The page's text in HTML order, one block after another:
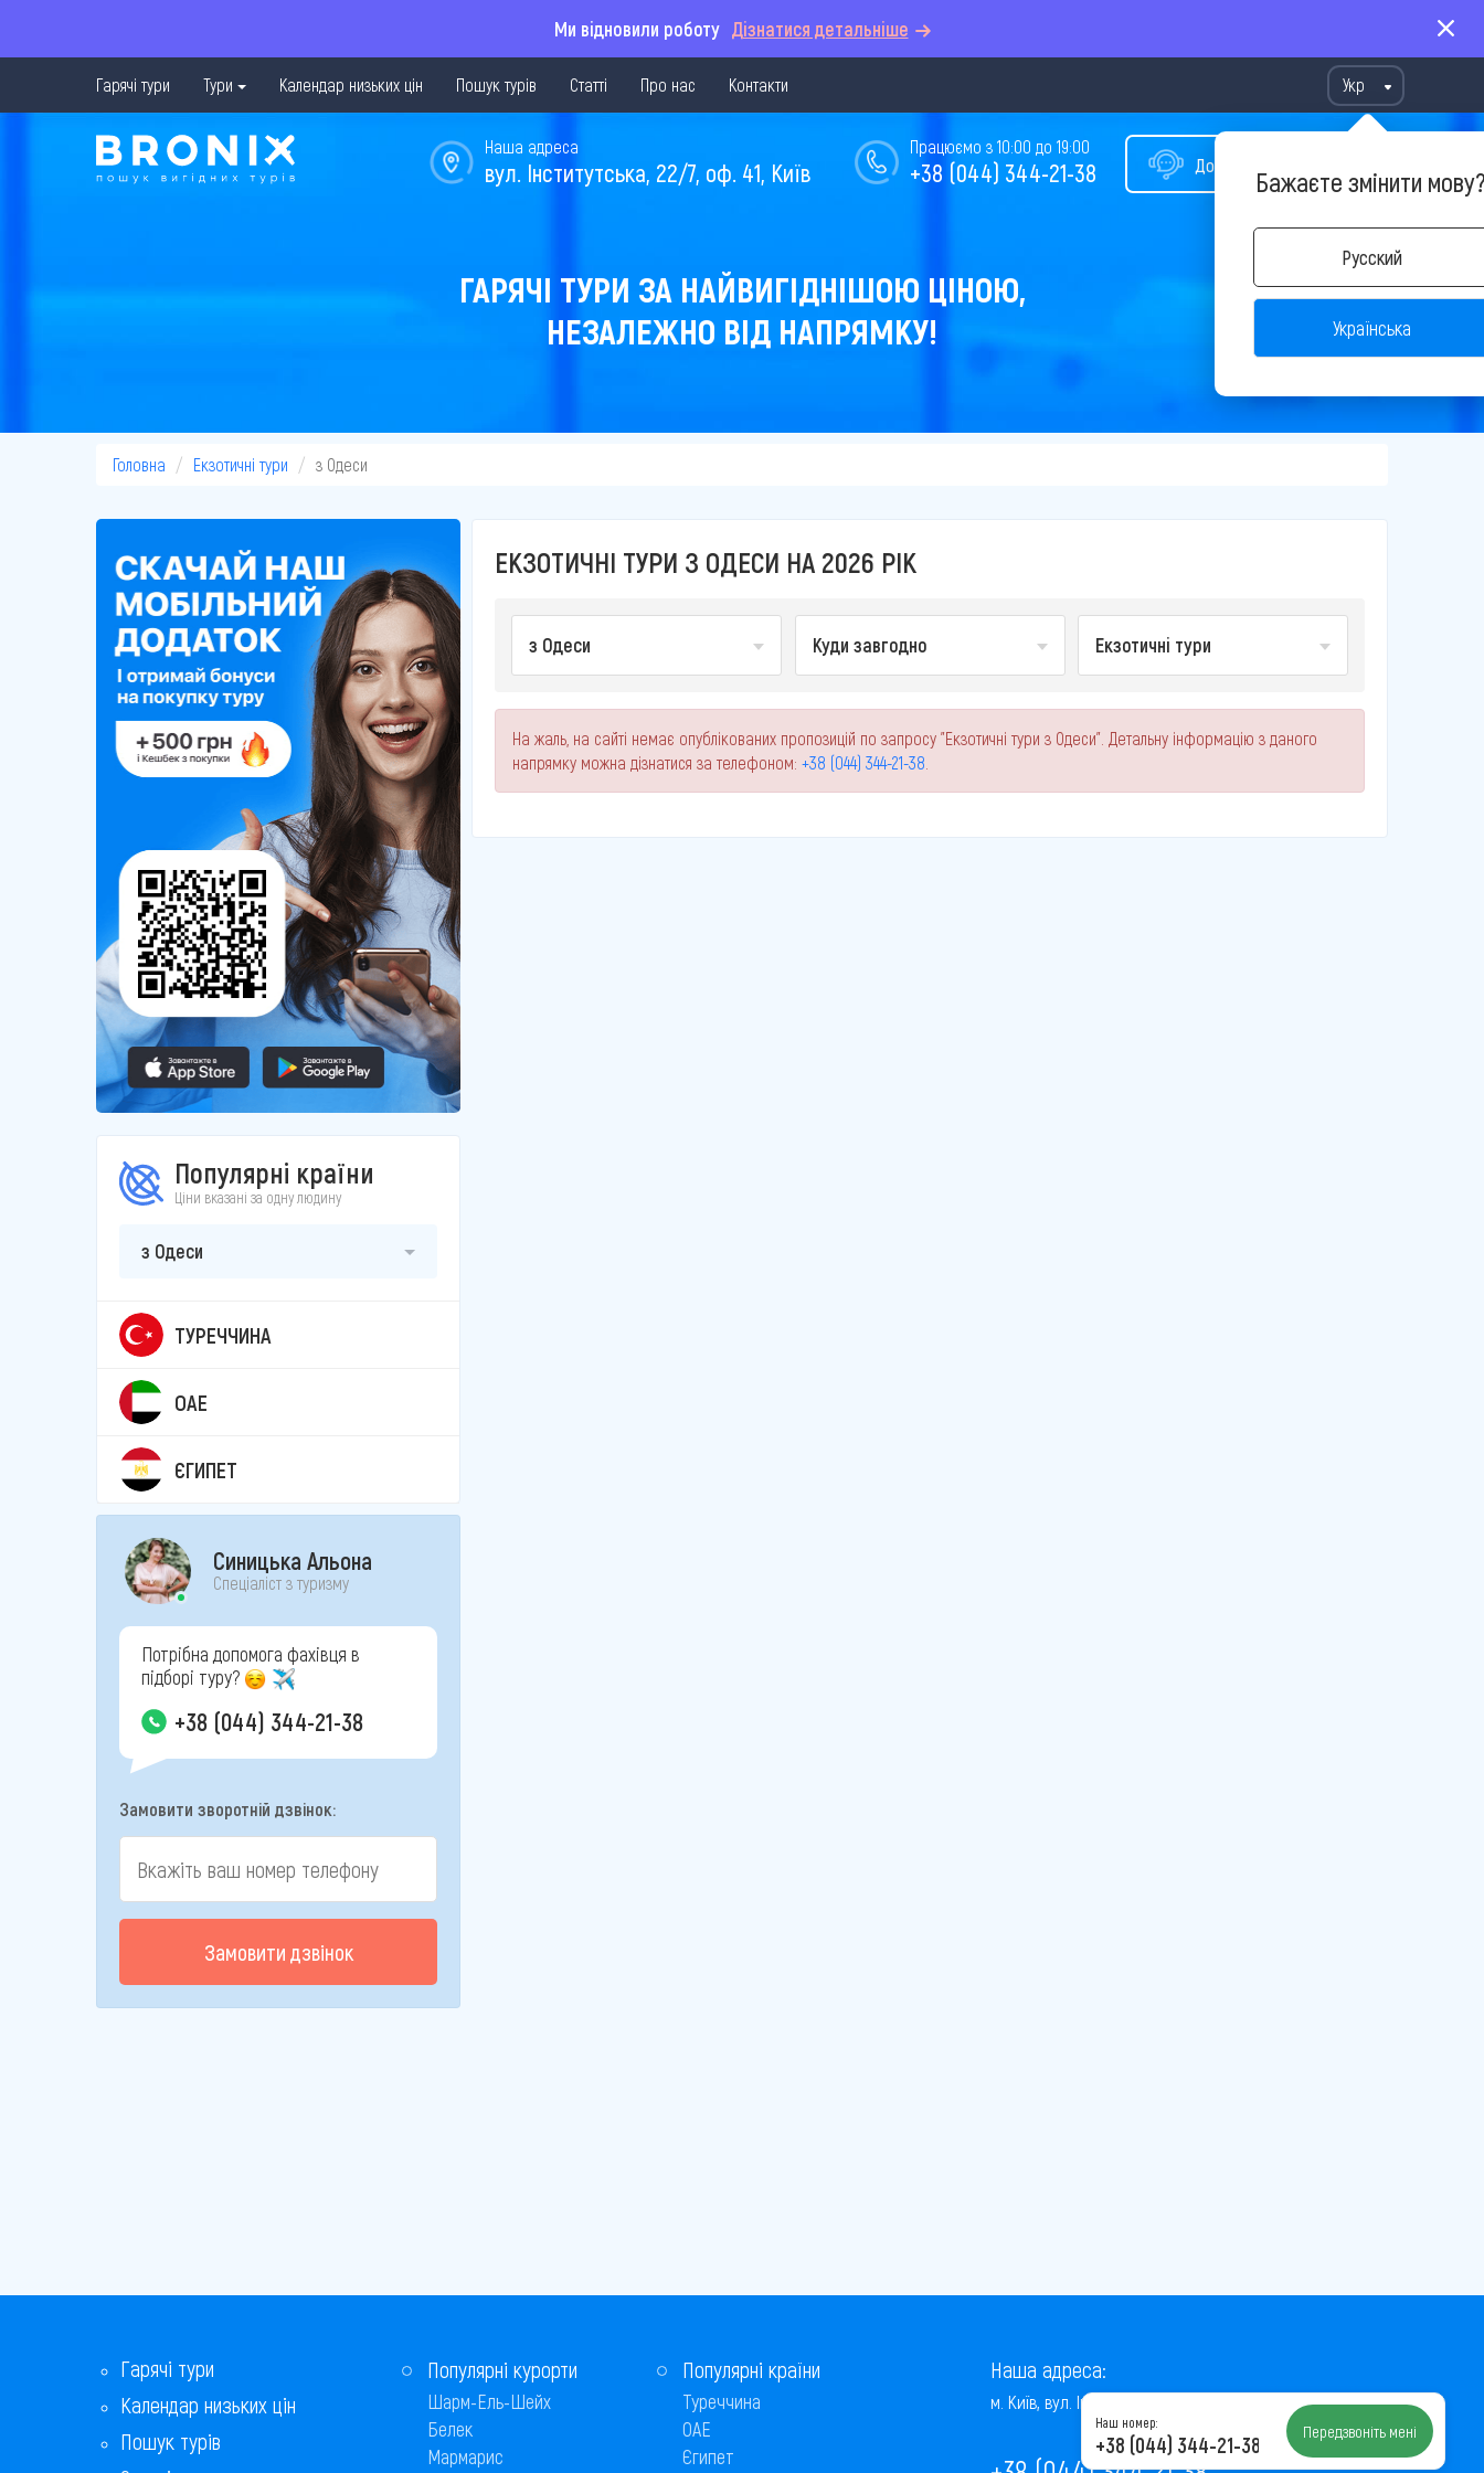
Ми відновили роботу Дізнатися детальніше
Гарячі тури Тури Календар низьких цін Пошук турів Статті Про нас Контакти Укр
Бажаєте змінити
Русский
Українська
Допомога у виборі туру
Працюємо з 10:00 до 19:00
+38 (044) 344-21-38
Наша адреса
вул. Інститутська, 22/7, оф. 41, Київ
ГАРЯЧІ ТУРИ ЗА НАЙВИГІДНІШОЮ ЦІНОЮ,
НЕЗАЛЕЖНО ВІД НАПРЯМКУ!
Головна Екзотичні тури з Одеси
Популярні країни
Ціни вказані за одну людину
з Одеси
ТУРЕЧЧИНА
ОАЕ
ЄГИПЕТ
Синицька Альона
Спеціаліст з туризму
Потрібна допомога фахівця в
підборі туру?
+38 (044) 344-21-38
Замовити зворотній дзвінок:
Замовити дзвінок
ЕКЗОТИЧНІ ТУРИ З ОДЕСИ НА 2026 РІК
з Одеси Куди завгодно Екзотичні тури
На жаль, на сайті немає опублікованих пропозицій по запросу "Екзотичні тури з Одеси". Детальну інформацію з даного
напрямку можна дізнатися за телефоном: +38 (044) 344-21-38
Гарячі тури
Календар низьких цін
Пошук турів
Популярні курорти
Шарм-Ель-Шейх
Белек
Мармарис
Популярні країни
Туреччина
ОАЕ
Єгипет
Наша адреса:
м. Київ, вул. Інститутська, 22/7, оф. 41
Наш номер:
+38 (044) 344-21-38 Передзвоніть мені